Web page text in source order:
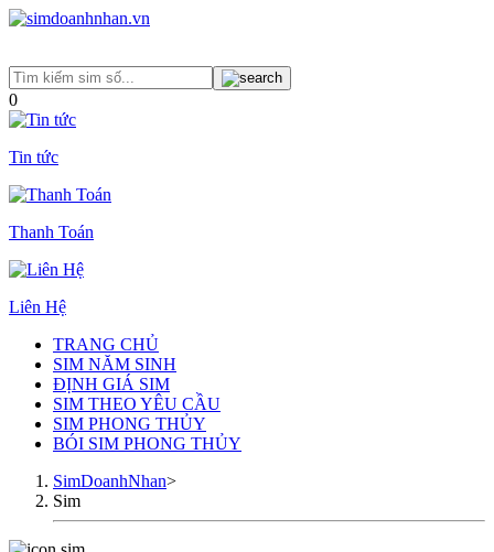
0
Tin tức
Thanh Toán
Liên Hệ
TRANG CHỦ
SIM NĂM SINH
ĐỊNH GIÁ SIM
SIM THEO YÊU CẦU
SIM PHONG THỦY
BÓI SIM PHONG THỦY
SimDoanhNhan>
Sim